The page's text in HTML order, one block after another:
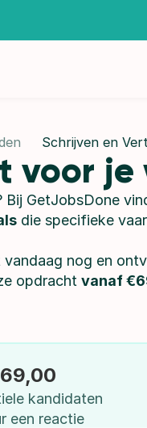
Schrijven en
voor je
Bij GetJobsDone
die specifieke
nog en
opdracht vanaf
kandidaten
een reactie